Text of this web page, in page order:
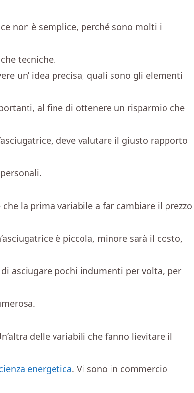
non è semplice, perché sono molti i
tecniche.
un’ idea precisa, quali sono gli elementi
al fine di ottenere un risparmio che
deve valutare il giusto rapporto
la prima variabile a far cambiare il prezzo
è piccola, minore sarà il costo,
asciugare pochi indumenti per volta, per
delle variabili che fanno lievitare il
energetica. Vi sono in commercio